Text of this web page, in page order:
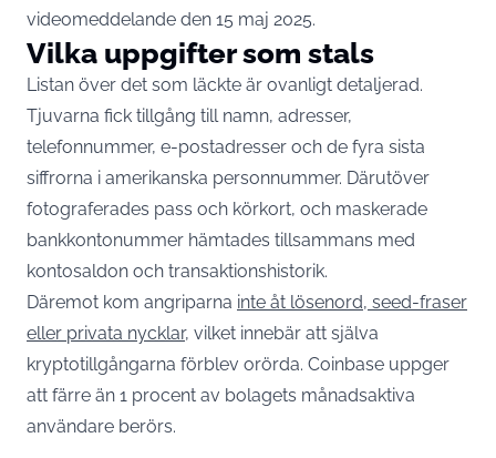
videomeddelande den 15 maj 2025.
Vilka uppgifter som stals
Listan över det som läckte är ovanligt detaljerad.
Tjuvarna fick tillgång till namn, adresser,
telefonnummer, e-postadresser och de fyra sista
siffrorna i amerikanska personnummer. Därutöver
fotograferades pass och körkort, och maskerade
bankkontonummer hämtades tillsammans med
kontosaldon och transaktionshistorik.
Däremot kom angriparna inte åt lösenord, seed-fraser
eller privata nycklar, vilket innebär att själva
kryptotillgångarna förblev orörda. Coinbase uppger
att färre än 1 procent av bolagets månadsaktiva
användare berörs.